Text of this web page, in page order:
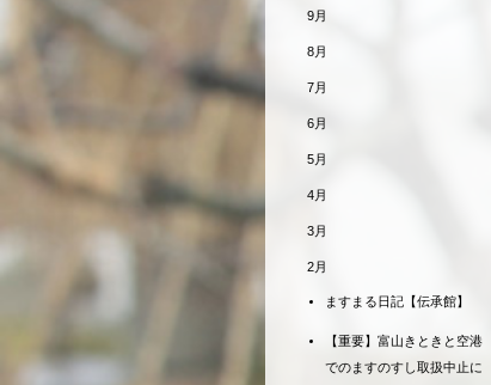
9月
8月
7月
6月
5月
4月
3月
2月
ますまる日記【伝承館】
【重要】富山きときと空港
でのますのすし取扱中止に